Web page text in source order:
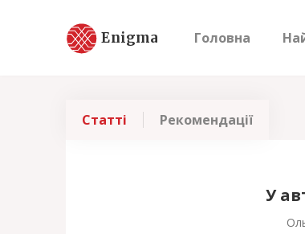
Enigma Головна
Статті Рекомендації
У